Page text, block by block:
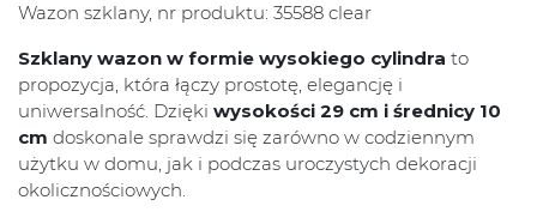
Wazon szklany, nr produktu: 35588 clear
Szklany wazon w formie wysokiego cylindra to
propozycja, która łączy prostotę, elegancję i
uniwersalność. Dzięki wysokości 29 cm i średnicy 10
cm doskonale sprawdzi się zarówno w codziennym
użytku w domu, jak i podczas uroczystych dekoracji
okolicznościowych.